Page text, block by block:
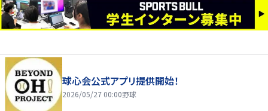
球心会公式アプリ提供開始！
2026/05/27 00:00野球